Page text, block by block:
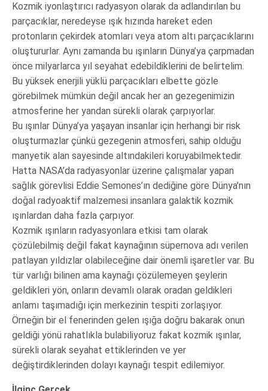
Kozmik iyonlaştırıcı radyasyon olarak da adlandırılan bu
parçacıklar, neredeyse ışık hızında hareket eden
protonların çekirdek atomları veya atom altı parçacıklarını
oluştururlar. Aynı zamanda bu ışınların Dünya’ya çarpmadan
önce milyarlarca yıl seyahat edebildiklerini de belirtelim.
Bu yüksek enerjili yüklü parçacıkları elbette gözle
görebilmek mümkün değil ancak her an gezegenimizin
atmosferine her yandan sürekli olarak çarpıyorlar.
Bu ışınlar Dünya’ya yaşayan insanlar için herhangi bir risk
oluşturmazlar çünkü gezegenin atmosferi, sahip olduğu
manyetik alan sayesinde altındakileri koruyabilmektedir.
Hatta NASA’da radyasyonlar üzerine çalışmalar yapan
sağlık görevlisi Eddie Semones’ın dediğine göre Dünya’nın
doğal radyoaktif malzemesi insanlara galaktik kozmik
ışınlardan daha fazla çarpıyor.
Kozmik ışınların radyasyonlara etkisi tam olarak
çözülebilmiş değil fakat kaynağının süpernova adı verilen
patlayan yıldızlar olabileceğine dair önemli işaretler var. Bu
tür varlığı bilinen ama kaynağı çözülemeyen şeylerin
geldikleri yön, onların devamlı olarak oradan geldikleri
anlamı taşımadığı için merkezinin tespiti zorlaşıyor.
Örneğin bir el fenerinden gelen ışığa doğru bakarak onun
geldiği yönü rahatlıkla bulabiliyoruz fakat kozmik ışınlar,
sürekli olarak seyahat ettiklerinden ve yer
değiştirdiklerinden dolayı kaynağı tespit edilemiyor.